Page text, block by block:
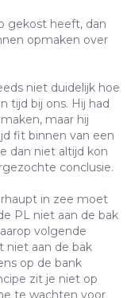
gekost heeft, dan
opmaken over
niet duidelijk hoe
tijd bij ons. Hij had
maar hij
fit binnen van een
dan niet altijd kon
conclusie.
in zee moet
PL niet aan de bak
volgende
niet aan de bak
op de bank
zit je niet op
te wachten voor